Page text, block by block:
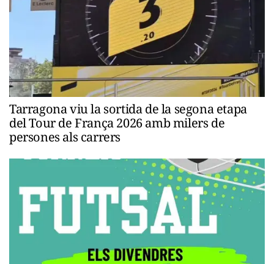
Tarragona viu la sortida de la segona etapa
del Tour de França 2026 amb milers de
persones als carrers